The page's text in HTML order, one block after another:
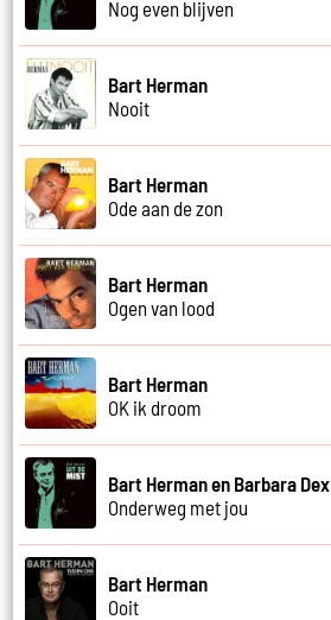
Nog even blijven
Bart Herman
Nooit
Bart Herman
Ode aan de zon
Bart Herman
Ogen van lood
Bart Herman
OK ik droom
Bart Herman en Barbara Dex
Onderweg met jou
Bart Herman
Ooit